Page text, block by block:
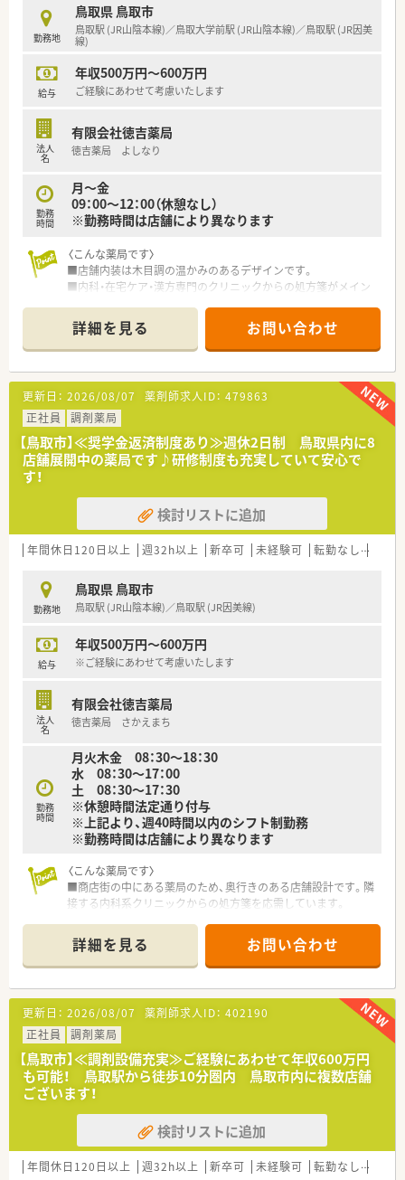
安心・安全な仕組みとして、調剤監査システムとして「監査支援
システム」「一包化監査支援システム」「散剤監査機」「電子薬歴管
理システム」を導入しています。
市内の在宅医療にも積極的です。
■各種福利厚生も充実しており、ご家庭をお持ちの方なども安心
■がんの専門領域の専門性を高めるため、鳥取市内の中核病院様
とも連携をされています。
■対人業務に特化するため、機械化は積極的に行われている薬局
■従業員の方が働きやすいようにと、皆様で考えてられており、
男性育児休暇習得実績もございます・離職率も非常に低く働きや
すい環境です！
〈こんな方にもおススメ）
■小児科を応需していますので、お子様がお好きな方にもおスス
■福利厚生・研修制度を重視されている方
■社員同士の交流を大切にされたい方
勤務地
鳥取県 鳥取市
鳥取駅 (JR山陰本線)／鳥取大学前駅 (JR山陰本線)／鳥取駅 (JR因美
線)
給与
年収500万円～600万円
ご経験にあわせて考慮いたします
法人
名
有限会社徳吉薬局
徳吉薬局 よしなり
勤務
時間
月～金
09：00～12：00（休憩なし）
※勤務時間は店舗により異なります
〈こんな薬局です〉
■店舗内装は木目調の温かみのあるデザインです。
■内科・在宅ケア・漢方専門のクリニックからの処方箋がメイン
〈業務内容〉
■調剤業務・在宅医療・OTC販売
〈研修制度〉
■新入社員研修・OJT研修・スキルアップ研修・海外研修・接遇研
修があります。
〈法人特徴〉
■鳥取県内で８店舗展開する調剤薬局です。
■健康サポート薬局として定期的な健康イベントを開催されて
安心・安全な仕組みとして、調剤監査システムとして「監査支援
システム」「一包化監査支援システム」「散剤監査機」「電子薬歴管
■８店舗中5店舗にクリーンベンチを設置されているなど、鳥取
市内の在宅医療にも積極的です。
■各種福利厚生も充実しており、ご家庭をお持ちの方なども安心
■がんの専門領域の専門性を高めるため、鳥取市内の中核病院様
とも連携をされています。
■従業員の方が働きやすいようにと、皆様で考えてられており、
男性育児休暇習得実績もございます・離職率も非常に低く働きや
■社内のレクリエーションも充実しています。
〈こんな方にもおススメ〉
■在宅業務にご興味のある方
■転居を伴わない範囲での異動を希望の方
■福利厚生を重視されている方
などお気軽にお問い合わせください！
詳細を見る お問い合わせ
更新日： 2026/08/07 薬剤師求人ID： 479863
正社員
調剤薬局
【鳥取市】≪奨学金返済制度あり≫週休2日制 鳥取県内に8
店舗展開中の薬局です♪研修制度も充実していて安心で
す！
検討リストに追加
年間休日120日以上 週32h以上 新卒可 未経験可 転勤なし
勤務地
鳥取県 鳥取市
鳥取駅 (JR山陰本線)／鳥取駅 (JR因美線)
給与
年収500万円～600万円
※ご経験にあわせて考慮いたします
法人
名
有限会社徳吉薬局
徳吉薬局 さかえまち
勤務
時間
月火木金 08：30～18：30
水 08：30～17：00
土 08：30～17：30
※休憩時間法定通り付与
※上記より、週40時間以内のシフト制勤務
※勤務時間は店舗により異なります
〈こんな薬局です〉
■商店街の中にある薬局のため、奥行きのある店舗設計です。隣
接する内科系クリニックからの処方箋を応需しています。
■徳吉薬局が運営する「病児保育室とくよし」とも常に連携して
います。
■処方箋枚数は月1,700枚程度で、薬剤師は常勤3名、パート1名
体制です。
〈業務内容〉
■調剤業務・在宅医療・OTC販売業務
〈研修制度〉
■新入社員研修・OJT研修・スキルアップ研修・海外研修・接遇研
修があります。
■鳥取県内で８店舗展開する調剤薬局です。
鳥取市内で在宅も積極的に対応されています。
詳細を見る お問い合わせ
更新日： 2026/08/07 薬剤師求人ID： 402190
正社員
調剤薬局
【鳥取市】≪調剤設備充実≫ご経験にあわせて年収600万円
も可能！ 鳥取駅から徒歩10分圏内 鳥取市内に複数店舗
ございます！
検討リストに追加
年間休日120日以上 週32h以上 新卒可 未経験可 転勤なし